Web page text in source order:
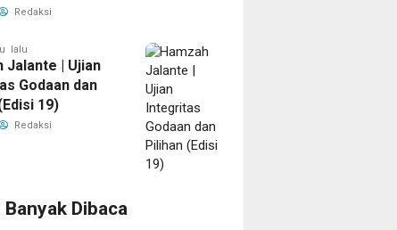
Redaksi
lalu
Jalante | Ujian
Godaan dan
19)
Redaksi
Banyak Dibaca